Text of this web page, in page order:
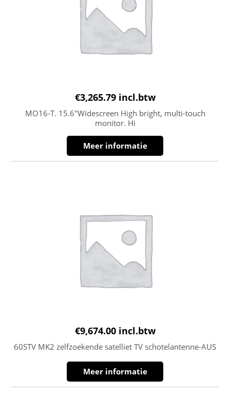
€3,265.79 incl.btw
MO16-T. 15.6″Widescreen High bright, multi-touch
monitor. Hi
Meer informatie
€9,674.00 incl.btw
60STV MK2 zelfzoekende satelliet TV schotelantenne-AUS
Meer informatie